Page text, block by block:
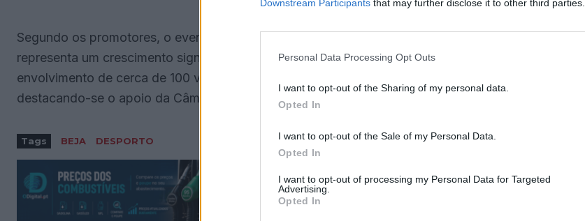
Downstream Participants that may further disclose it to other third parties.
Personal Data Processing Opt Outs
I want to opt-out of the Sharing of my personal data.
Opted In
I want to opt-out of the Sale of my Personal Data.
Opted In
I want to opt-out of processing my Personal Data for Targeted
Advertising.
Opted In
Segundo os promotores, o evento deverá atrair mais de quatro mil visitantes, um número que
representa um crescimento significativo face à edição anterior. A iniciativa contará ainda com o
envolvimento de cerca de 100 voluntários e diversas parcerias com entidades regionais e nacionais,
destacando-se o apoio da Câmara Municipal de Beja.
Tags BEJA DESPORTO